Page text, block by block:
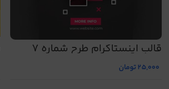
قالب اینستاگرام طرح شماره 7
25,000تومان